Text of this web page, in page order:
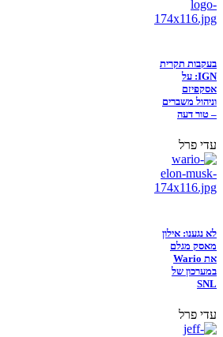
בעקבות תקרית
IGN: על
אסקפיזם
וניהול משברים
– טור דעה
עדי פרל
לא נגענו: אילון
מאסק מגלם
את Wario
במערכון של
SNL
עדי פרל